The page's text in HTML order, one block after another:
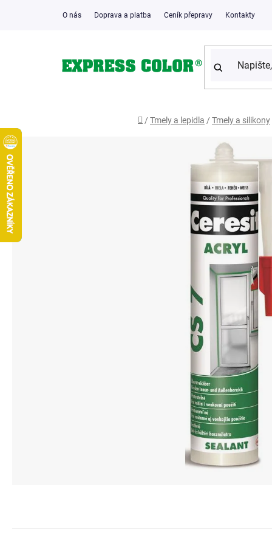
O nás Doprava a platba Ceník přepravy Kontakty
Domů
/ Tmely a lepidla / Tmely a silikony